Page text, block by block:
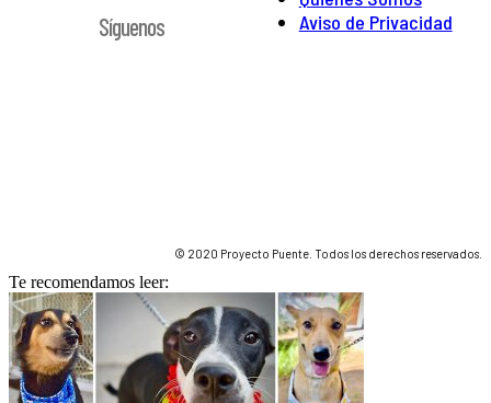
Aviso de Privacidad
Síguenos
© 2020 Proyecto Puente. Todos los derechos reservados.
Te recomendamos leer: